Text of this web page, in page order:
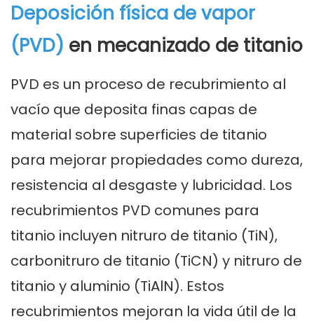
Deposición física de vapor
(PVD) en mecanizado de titanio
PVD es un proceso de recubrimiento al
vacío que deposita finas capas de
material sobre superficies de titanio
para mejorar propiedades como dureza,
resistencia al desgaste y lubricidad. Los
recubrimientos PVD comunes para
titanio incluyen nitruro de titanio (TiN),
carbonitruro de titanio (TiCN) y nitruro de
titanio y aluminio (TiAlN). Estos
recubrimientos mejoran la vida útil de la